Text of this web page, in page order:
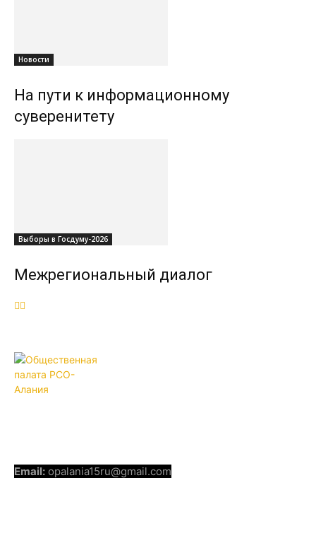
Новости
На пути к информационному
суверенитету
Выборы в Госдуму-2026
Межрегиональный диалог
Email: opalania15ru@gmail.com